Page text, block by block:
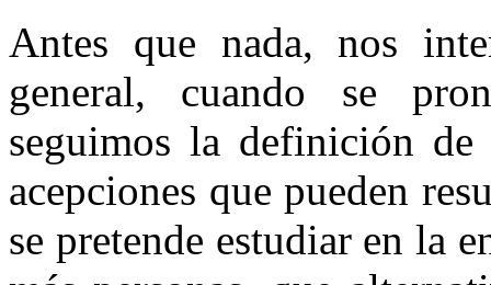
Antes que nada, nos
general, cuando se
seguimos la definición
acepciones que pueden
se pretende estudiar en la